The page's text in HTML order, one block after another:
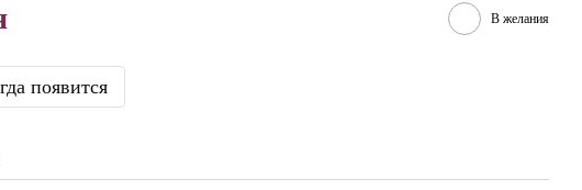
В желания
появится